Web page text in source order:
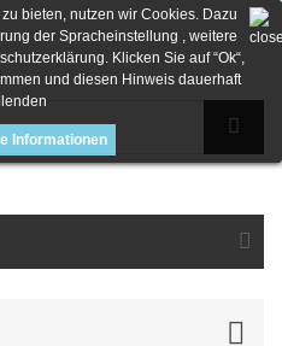
bieten, nutzen wir Cookies. Dazu
der Spracheinstellung , weitere
Klicken Sie auf “Ok“,
und diesen Hinweis dauerhaft
Informationen